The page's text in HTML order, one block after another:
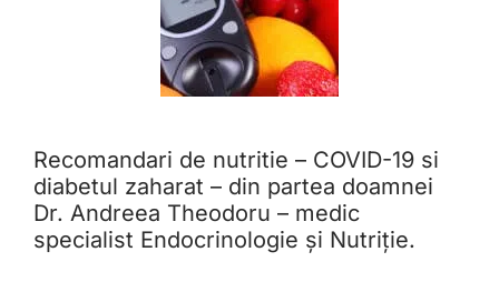
Recomandari de nutritie – COVID-19 si
diabetul zaharat – din partea doamnei
Dr. Andreea Theodoru – medic
specialist Endocrinologie și Nutriție.